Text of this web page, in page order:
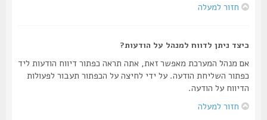
חזור למעלה
כיצד ניתן לדווח למנהל על הודעות?
אם מנהל המערכת מאפשר זאת, אתה תראה כפתור דיווח הודעות ליד
כפתור השליחת הודעה. על ידי לחיצה על הכפתור תעבור לפעולות
הדיווח על הודעה.
חזור למעלה